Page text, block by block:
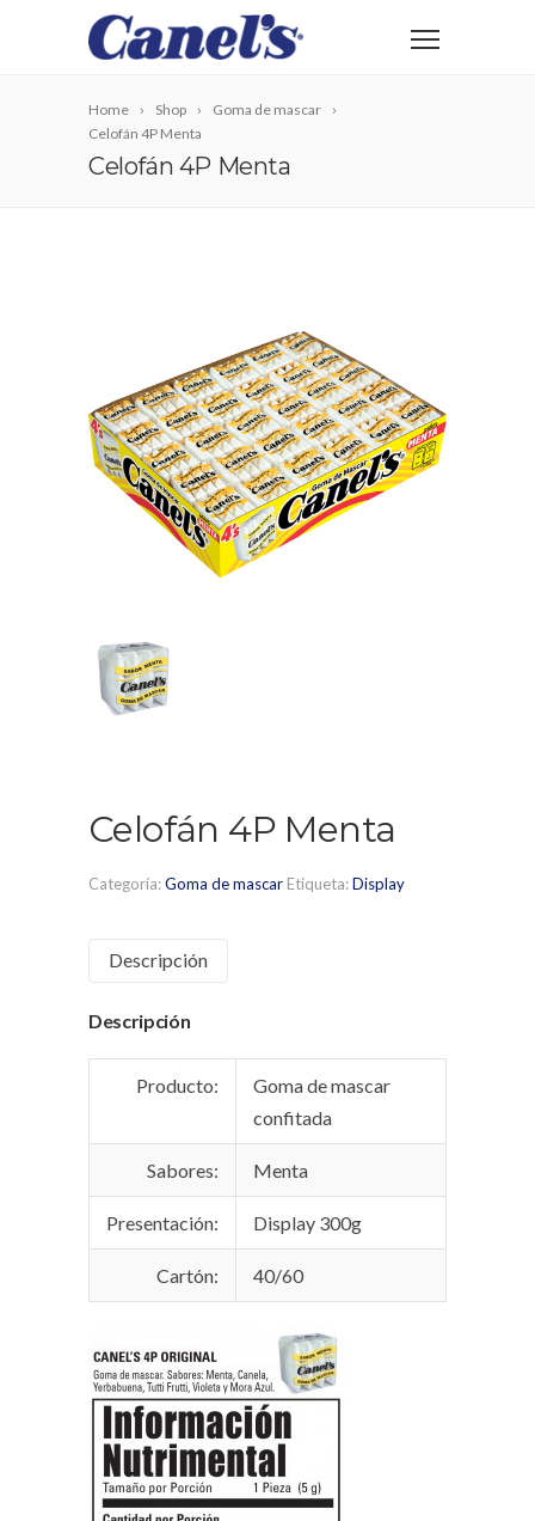
Home Shop
Goma de mascar
Celofán 4P Menta
Celofán 4P Menta
Celofán 4P Menta
Categoría:Goma de mascar Etiqueta:Display
Descripción
Descripción
Producto:
Goma de mascar
confitada
Sabores: Menta
Presentación: Display 300g
Cartón: 40/60